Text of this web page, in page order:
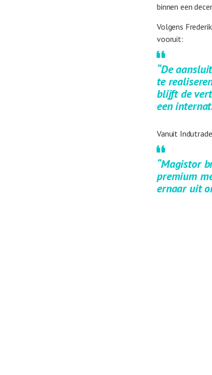
binnen een
Volgens
vooruit:
“De
te
blijft de
een
Vanuit
“Magistor
premium
ernaar uit